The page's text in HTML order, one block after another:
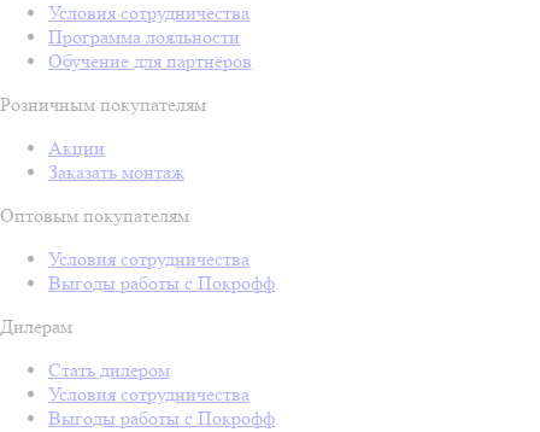
Условия сотрудничества
Программа лояльности
Обучение для партнёров
Розничным покупателям
Акции
Заказать монтаж
Оптовым покупателям
Условия сотрудничества
Выгоды работы с Покрофф
Дилерам
Стать дилером
Условия сотрудничества
Выгоды работы с Покрофф